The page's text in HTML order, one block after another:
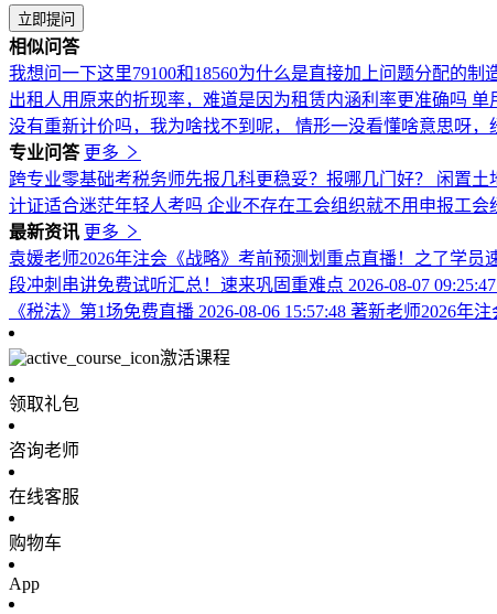
立即提问
相似问答
我想问一下这里79100和18560为什么是直接加上问题分配的
出租人用原来的折现率，难道是因为租赁内涵利率更准确吗 单
没有重新计价吗，我为啥找不到呢， 情形一没看懂啥意思呀，
专业问答 更多
跨专业零基础考税务师先报几科更稳妥？报哪几门好？ 闲置土
计证适合迷茫年轻人考吗 企业不存在工会组织就不用申报工会
最新资讯 更多
袁媛老师2026年注会《战略》考前预测划重点直播！之了学员
段冲刺串讲免费试听汇总！速来巩固重难点 2026-08-07 09:25:47
《税法》第1场免费直播 2026-08-06 15:57:48 著新老师2026年
激活课程
领取礼包
咨询老师
在线客服
购物车
App